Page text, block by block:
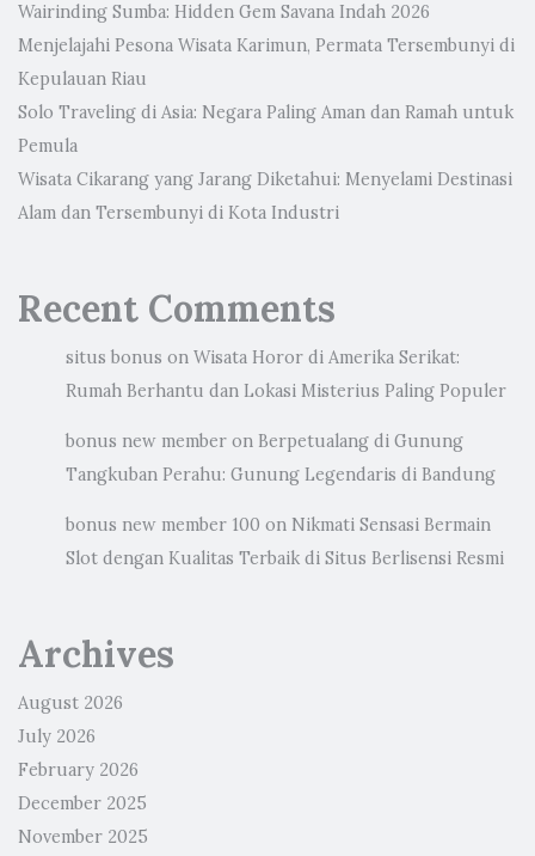
Wairinding Sumba: Hidden Gem Savana Indah 2026
Menjelajahi Pesona Wisata Karimun, Permata Tersembunyi di
Kepulauan Riau
Solo Traveling di Asia: Negara Paling Aman dan Ramah untuk
Pemula
Wisata Cikarang yang Jarang Diketahui: Menyelami Destinasi
Alam dan Tersembunyi di Kota Industri
Recent Comments
situs bonus on Wisata Horor di Amerika Serikat:
Rumah Berhantu dan Lokasi Misterius Paling Populer
bonus new member on Berpetualang di Gunung
Tangkuban Perahu: Gunung Legendaris di Bandung
bonus new member 100 on Nikmati Sensasi Bermain
Slot dengan Kualitas Terbaik di Situs Berlisensi Resmi
Archives
August 2026
July 2026
February 2026
December 2025
November 2025